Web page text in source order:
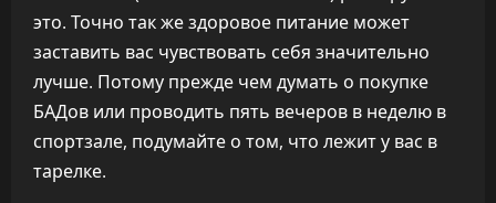
это. Точно так же здоровое питание может
заставить вас чувствовать себя значительно
лучше. Потому прежде чем думать о покупке
БАДов или проводить пять вечеров в неделю в
спортзале, подумайте о том, что лежит у вас в
тарелке.